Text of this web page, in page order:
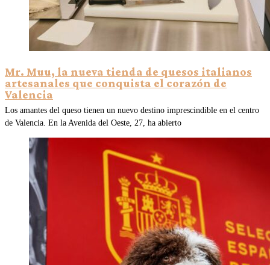
Mr. Muu, la nueva tienda de quesos italianos
artesanales que conquista el corazón de
Valencia
Los amantes del queso tienen un nuevo destino imprescindible en el centro
de Valencia. En la Avenida del Oeste, 27, ha abierto